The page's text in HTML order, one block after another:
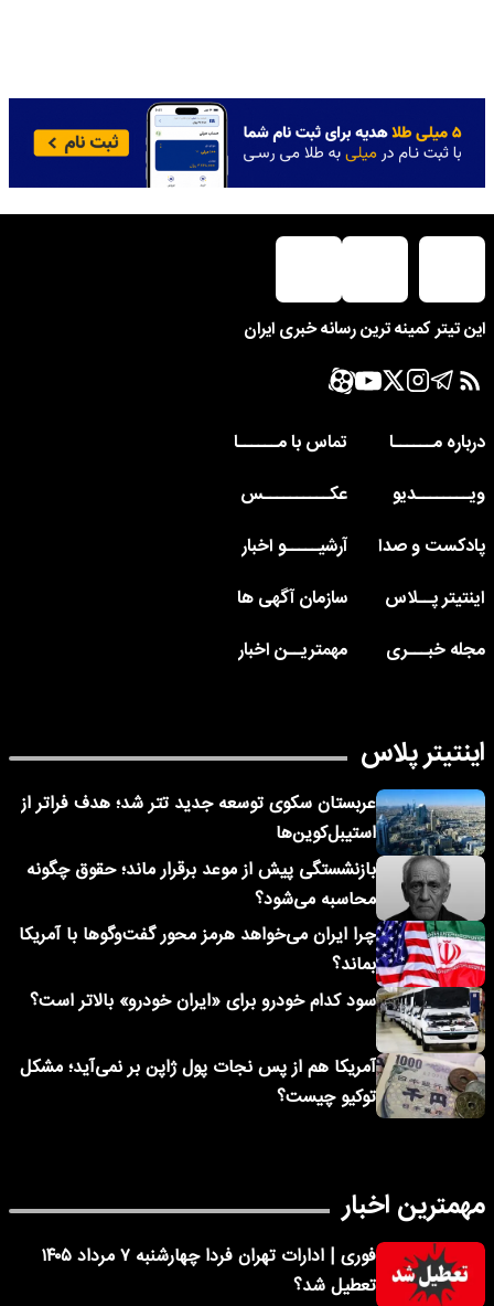
این تیتر کمینه ترین رسانه خبری ایران
درباره مــــــا
تماس با مــــــا
ویــــــــدیو
عکــــــــــس
پادکست و صدا
آرشیـــــو اخبار
اینتیتر پــلاس
سازمان آگهی ها
مجله خبـــری
مهمتریــن اخبار
اینتیتر پلاس
عربستان سکوی توسعه جدید تتر شد؛ هدف فراتر از
استیبل‌کوین‌ها
بازنشستگی پیش از موعد برقرار ماند؛ حقوق چگونه
محاسبه می‌شود؟
چرا ایران می‌خواهد هرمز محور گفت‌وگوها با آمریکا
بماند؟
سود کدام خودرو برای «ایران خودرو» بالاتر است؟
آمریکا هم از پس نجات پول ژاپن بر نمی‌آید؛ مشکل
توکیو چیست؟
مهمترین اخبار
فوری | ادارات تهران فردا چهارشنبه ۷ مرداد ۱۴۰۵
تعطیل شد؟